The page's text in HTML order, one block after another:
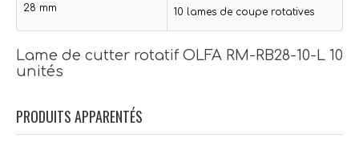
28 mm 10 lames de coupe rotatives
Lame de cutter rotatif OLFA RM-RB28-10-L 10
unités
PRODUITS APPARENTÉS